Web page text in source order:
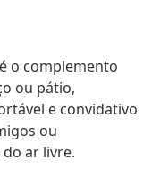
o complemento
ou pátio,
e convidativo
ou
ar livre.